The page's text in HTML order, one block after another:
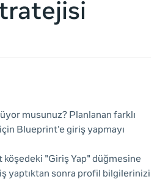
musunuz? Planlanan farklı
Blueprint'e giriş yapmayı
köşedeki "Giriş Yap" düğmesine
yaptıktan sonra profil bilgilerinizi